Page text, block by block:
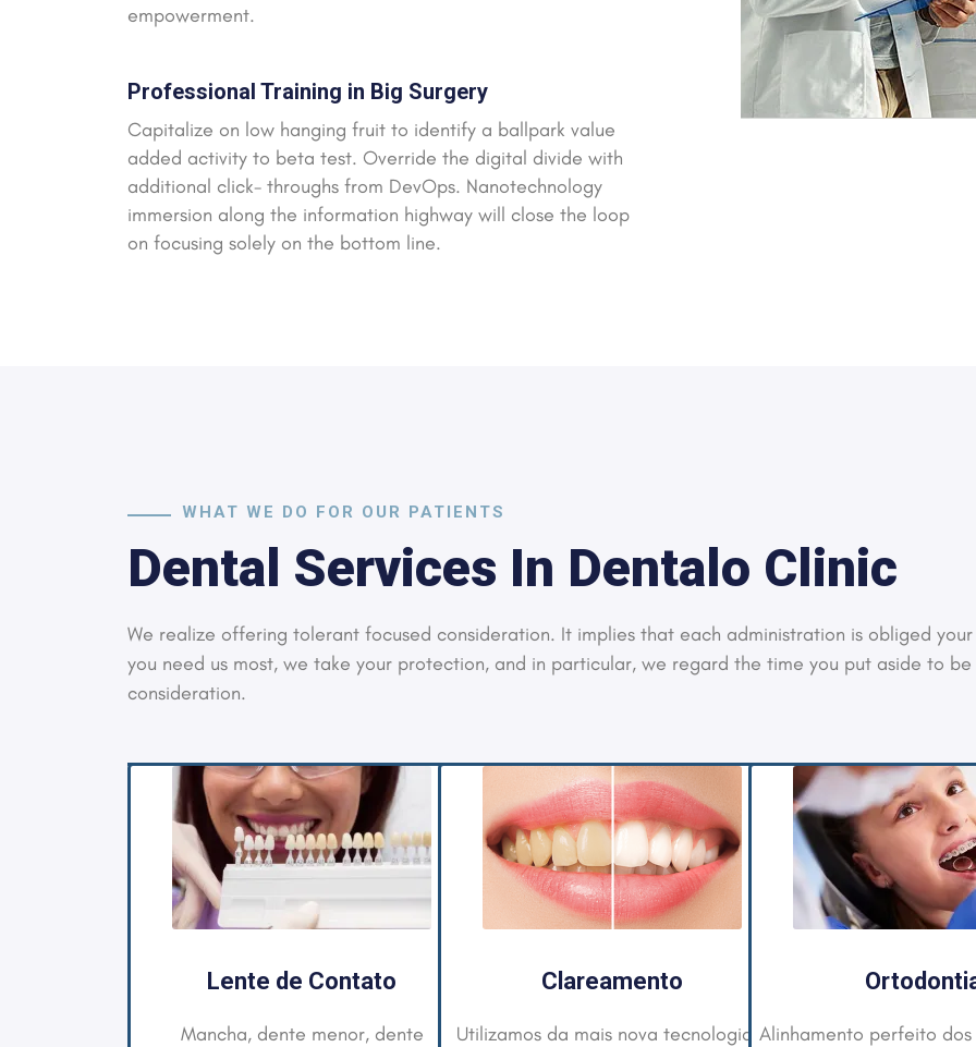
empowerment.
Professional Training in Big Surgery
Capitalize on low hanging fruit to identify a ballpark value
added activity to beta test. Override the digital divide with
additional click- throughs from DevOps. Nanotechnology
immersion along the information highway will close the loop
on focusing solely on the bottom line.
WHAT WE DO FOR OUR PATIENTS
Dental Services In Dentalo Clinic
We realize offering tolerant focused consideration. It implies that each administration is obliged
you need us most, we take your protection, and in particular, we regard the time you put aside to
consideration.
Clareamento
Utilizamos da mais nova tecnologia a
Ortodontia
Alinhamento perfeito dos dentes não é
Prótese e
Nosso serviço de